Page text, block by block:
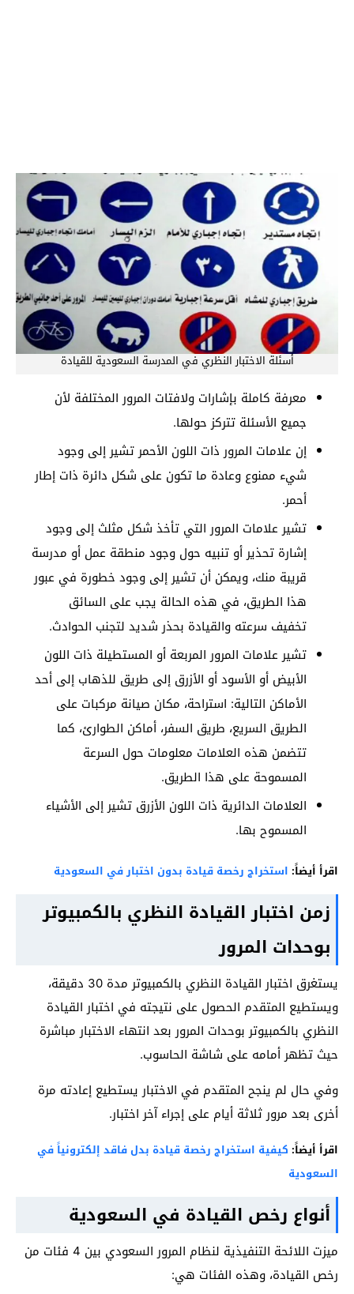
أسئلة الاختبار النظري في المدرسة السعودية للقيادة
معرفة كاملة بإشارات ولافتات المرور المختلفة لأن
جميع الأسئلة تتركز حولها.
إن علامات المرور ذات اللون الأحمر تشير إلى وجود
شيء ممنوع وعادة ما تكون على شكل دائرة ذات إطار
أحمر.
تشير علامات المرور التي تأخذ شكل مثلث إلى وجود
إشارة تحذير أو تنبيه حول وجود منطقة عمل أو مدرسة
قريبة منك، ويمكن أن تشير إلى وجود خطورة في عبور
هذا الطريق، في هذه الحالة يجب على السائق
تخفيف سرعته والقيادة بحذر شديد لتجنب الحوادث.
تشير علامات المرور المربعة أو المستطيلة ذات اللون
الأبيض أو الأسود أو الأزرق إلى طريق للذهاب إلى أحد
الأماكن التالية: استراحة، مكان صيانة مركبات على
الطريق السريع، طريق السفر، أماكن الطوارئ، كما
تتضمن هذه العلامات معلومات حول السرعة
المسموحة على هذا الطريق.
العلامات الدائرية ذات اللون الأزرق تشير إلى الأشياء
المسموح بها.
اقرأ أيضاً: استخراج رخصة قيادة بدون اختبار في السعودية
زمن اختبار القيادة النظري بالكمبيوتر
بوحدات المرور
يستغرق اختبار القيادة النظري بالكمبيوتر مدة 30 دقيقة،
ويستطيع المتقدم الحصول على نتيجته في اختبار القيادة
النظري بالكمبيوتر بوحدات المرور بعد انتهاء الاختبار مباشرة
حيث تظهر أمامه على شاشة الحاسوب.
وفي حال لم ينجح المتقدم في الاختبار يستطيع إعادته مرة
أخرى بعد مرور ثلاثة أيام على إجراء آخر اختبار.
اقرأ أيضاً: كيفية استخراج رخصة قيادة بدل فاقد إلكترونياً في
السعودية
أنواع رخص القيادة في السعودية
ميزت اللائحة التنفيذية لنظام المرور السعودي بين 4 فئات من
رخص القيادة، وهذه الفئات هي: